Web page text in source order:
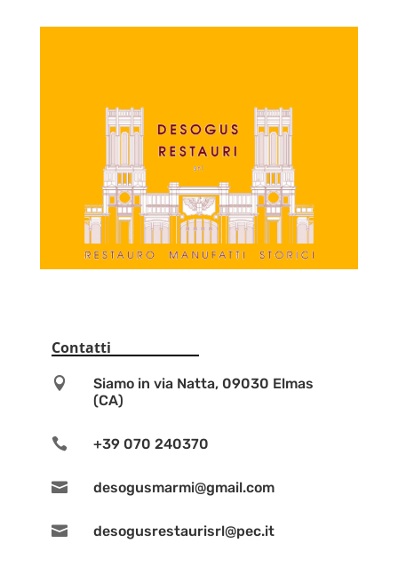
Contatti

Siamo in via Natta, 09030 Elmas
(CA)
 +39 070 240370
 desogusmarmi@gmail.com
 desogusrestaurisrl@pec.it